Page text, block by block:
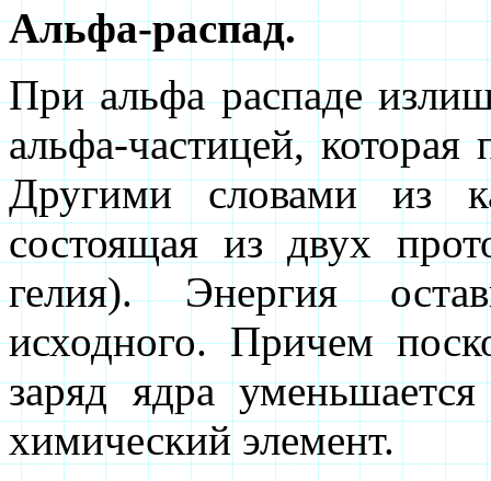
Альфа-распад.
При альфа распаде
альфа-частицей, которая
Другими словами из
состоящая из двух
гелия). Энергия
исходного. Причем
заряд ядра
химический элемент.